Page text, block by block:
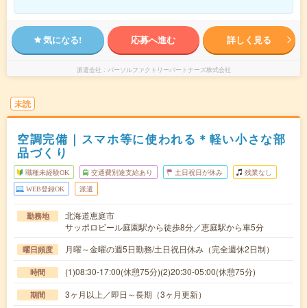
気になる! 応募へ進む 詳しく見る
派遣会社 パーソルファクトリーパートナーズ株式会社
未読
空調完備｜スマホ等に使われる＊軽い小さな部
品づくり
職種未経験OK 交通費別途支給あり 土日祝日が休み 残業なし
WEB登録OK 派遣
勤務地
北海道恵庭市
サッポロビール庭園駅から徒歩8分／恵庭駅から車5分
曜日頻度 月曜～金曜の週5日勤務/土日祝日休み（完全週休2日制）
時間 (1)08:30-17:00(休憩75分)(2)20:30-05:00(休憩75分)
期間 3ヶ月以上／即日～長期（3ヶ月更新）